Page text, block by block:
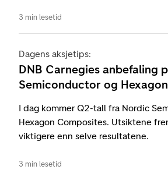
3 min lesetid
Dagens aksjetips:
DNB Carnegies anbefaling
Semiconductor og Hexagon
I dag kommer Q2-tall fra Nordic
Hexagon Composites. Utsiktene
viktigere enn selve resultatene.
3 min lesetid